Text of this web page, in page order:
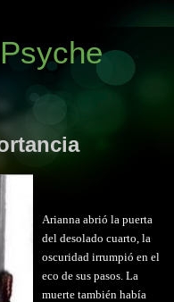
Arianna abrió la puerta
del desolado cuarto, la
oscuridad irrumpió en el
eco de sus pasos. La
muerte también había